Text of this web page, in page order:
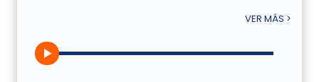
VER MÁS >